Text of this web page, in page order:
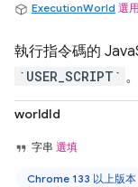
ExecutionWorld 選用
執行指令碼的
`USER_SCRIPT` 。
worldId
字串 選填
Chrome 133 以上版本